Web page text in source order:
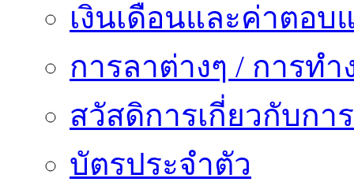
เงินเดือนและค่าตอบ
การลาต่างๆ / การทำ
สวัสดิการเกี่ยวกับกา
บัตรประจำตัว